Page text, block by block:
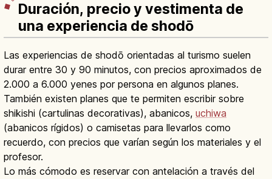
Duración, precio y vestimenta de
una experiencia de shodō
Las experiencias de shodō orientadas al turismo suelen
durar entre 30 y 90 minutos, con precios aproximados de
2.000 a 6.000 yenes por persona en algunos planes.
También existen planes que te permiten escribir sobre
shikishi (cartulinas decorativas), abanicos, uchiwa
(abanicos rígidos) o camisetas para llevarlos como
recuerdo, con precios que varían según los materiales y el
profesor.
Lo más cómodo es reservar con antelación a través del